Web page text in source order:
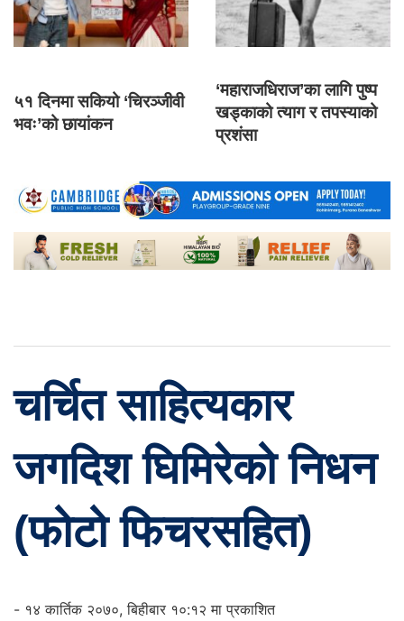
५१ दिनमा सकियो ‘चिरञ्जीवी
भवः’को छायांकन
‘महाराजधिराज’का लागि पुष्प
खड्काको त्याग र तपस्याको
प्रशंसा
चर्चित साहित्यकार
जगदिश घिमिरेको निधन
(फोटो फिचरसहित)
- १४ कार्तिक २०७०, बिहीबार १०:१२ मा प्रकाशित